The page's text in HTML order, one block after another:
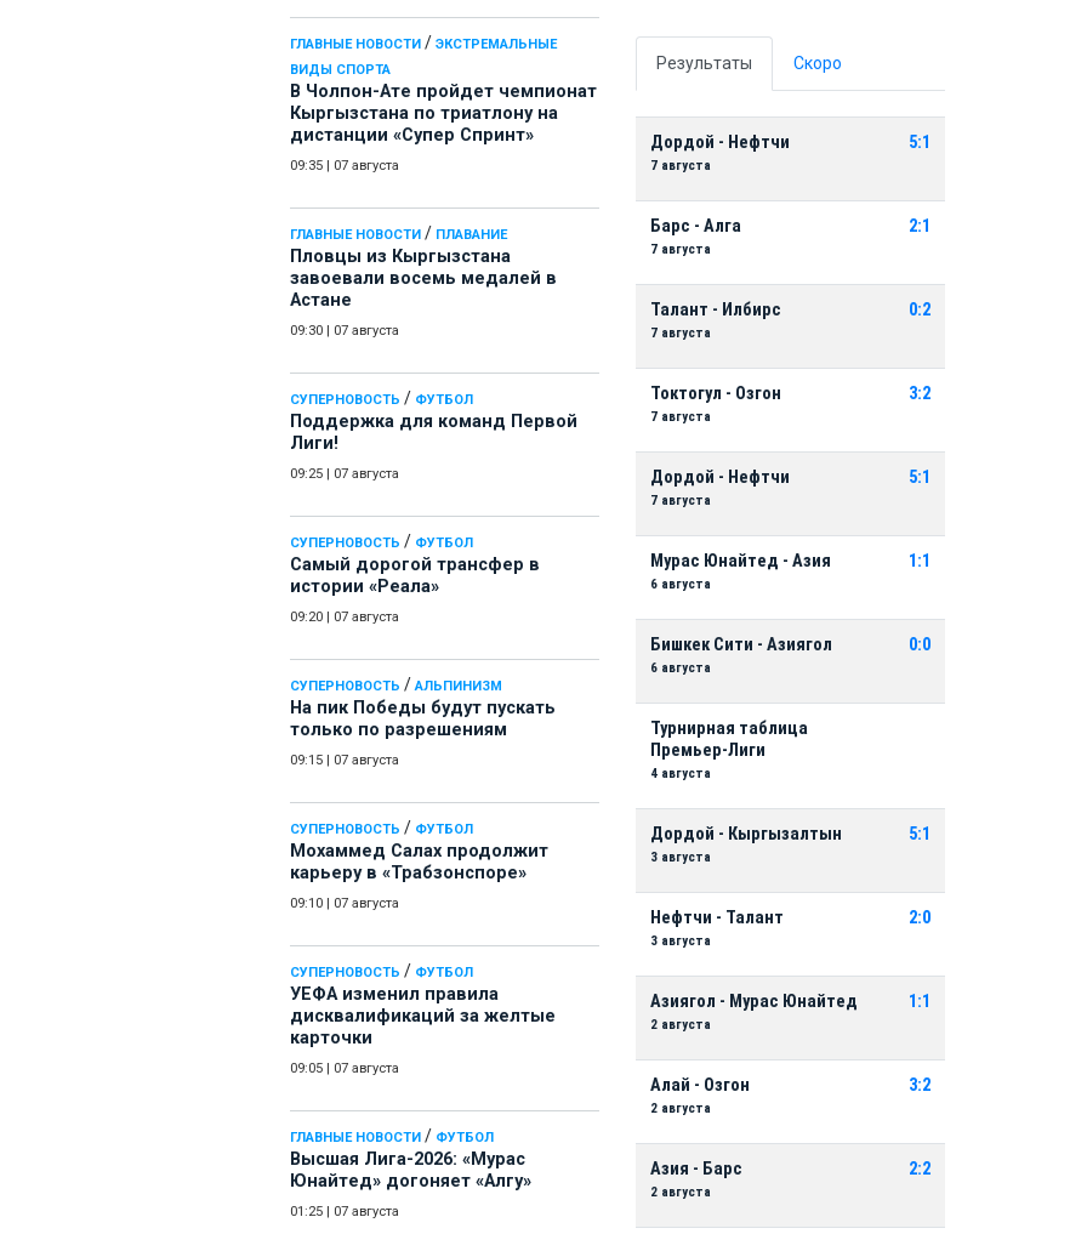
ГЛАВНЫЕ НОВОСТИ / ЭКСТРЕМАЛЬНЫЕ
ВИДЫ СПОРТА
В Чолпон-Ате пройдет чемпионат
Кыргызстана по триатлону на
дистанции «Супер Спринт»
09:35 07 августа
ГЛАВНЫЕ НОВОСТИ / ПЛАВАНИЕ
Пловцы из Кыргызстана
завоевали восемь медалей в
Астане
09:30 07 августа
СУПЕРНОВОСТЬ / ФУТБОЛ
Поддержка для команд Первой
Лиги!
09:25 07 августа
СУПЕРНОВОСТЬ / ФУТБОЛ
Самый дорогой трансфер в
истории «Реала»
09:20 07 августа
СУПЕРНОВОСТЬ / АЛЬПИНИЗМ
На пик Победы будут пускать
только по разрешениям
09:15 07 августа
СУПЕРНОВОСТЬ / ФУТБОЛ
Мохаммед Салах продолжит
карьеру в «Трабзонспоре»
09:10 07 августа
СУПЕРНОВОСТЬ / ФУТБОЛ
УЕФА изменил правила
дисквалификаций за желтые
карточки
09:05 07 августа
ГЛАВНЫЕ НОВОСТИ / ФУТБОЛ
Высшая Лига-2026: «Мурас
Юнайтед» догоняет «Алгу»
01:25 07 августа
Результаты Скоро
Дордой - Нефтчи
7 августа
5:1
Барс - Алга
7 августа
2:1
Талант - Илбирс
7 августа
0:2
Токтогул - Озгон
7 августа
3:2
Дордой - Нефтчи
7 августа
5:1
Мурас Юнайтед - Азия
6 августа
1:1
Бишкек Сити - Азиягол
6 августа
0:0
Турнирная таблица
Премьер-Лиги
4 августа
Дордой - Кыргызалтын
3 августа
5:1
Нефтчи - Талант
3 августа
2:0
Азиягол - Мурас Юнайтед
2 августа
1:1
Алай - Озгон
2 августа
3:2
Азия - Барс
2 августа
2:2